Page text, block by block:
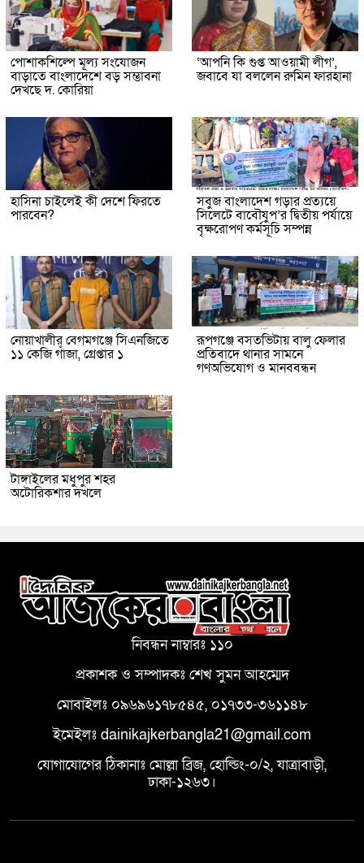
পোশাকশিল্পে মূল্য সংযোজন
বাড়াতে বাংলাদেশে বড় সম্ভাবনা
দেখছে দ. কোরিয়া
‘আপনি কি গুপ্ত আওয়ামী লীগ’,
জবাবে যা বললেন রুমিন ফারহানা
হাসিনা চাইলেই কী দেশে ফিরতে
পারবেন?
সবুজ বাংলাদেশ গড়ার প্রত্যয়ে
সিলেটে বাবৌযুপ’র দ্বিতীয় পর্যায়ে
বৃক্ষরোপণ কর্মসূচি সম্পন্ন
নোয়াখালীর বেগমগঞ্জে সিএনজিতে
১১ কেজি গাঁজা, গ্রেপ্তার ১
রূপগঞ্জে বসতভিটায় বালু ফেলার
প্রতিবাদে থানার সামনে
গণঅভিযোগ ও মানববন্ধন
টাঙ্গাইলের মধুপুর শহর
অটোরিকশার দখলে
নিবন্ধন নাম্বারঃ ১১০
প্রকাশক ও সম্পাদকঃ শেখ সুমন আহম্মেদ
মোবাইলঃ ০৯৬৯৬১৭৮৫৪৫, ০১৭৩৩-৩৬১১৪৮
ইমেইলঃ dainikajkerbangla21@gmail.com
যোগাযোগের ঠিকানাঃ মোল্লা ব্রিজ, হোল্ডিং-০/২, যাত্রাবাড়ী,
ঢাকা-১২৬৩।